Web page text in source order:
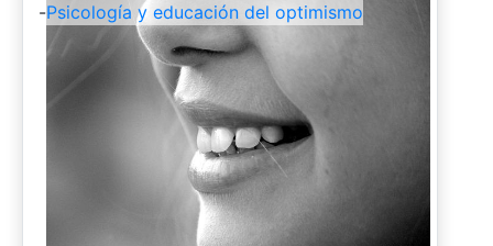
-Psicología y educación del optimismo